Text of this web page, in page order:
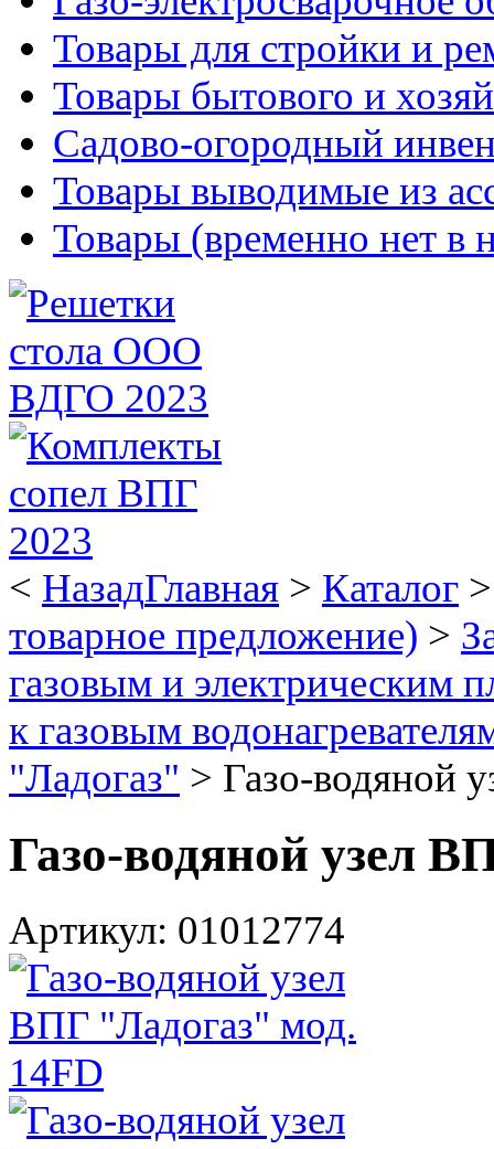
Товары для стройки и
Товары бытового и
Садово-огородный
Товары выводимые из
Товары (временно нет в
< НазадГлавная > Каталог
товарное предложение) >
газовым и электрическим
к газовым
"Ладогаз" > Газо-водяной
Газо-водяной узел
Артикул: 01012774